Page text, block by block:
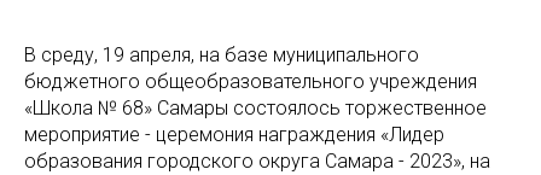
В среду, 19 апреля, на базе муниципального
бюджетного общеобразовательного учреждения
«Школа № 68» Самары состоялось торжественное
мероприятие - церемония награждения «Лидер
образования городского округа Самара - 2023», на